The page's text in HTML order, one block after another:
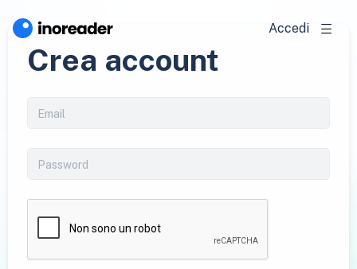
Accedi
Crea account